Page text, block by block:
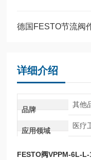
德国FESTO节流阀
详细介绍
品牌
其他
应用领域
医疗
FESTO阀VPPM-6L-